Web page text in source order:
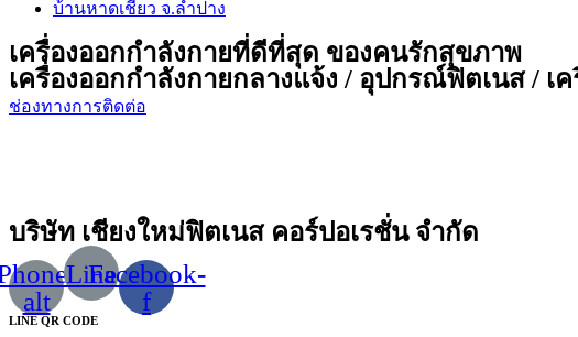
บ้านหาดเชียว จ.ลำปาง
เครื่องออกกำลังกายที่ดีที่สุด ของคนรักสุขภาพ
เครื่องออกกำลังกายกลางแจ้ง / อุปกรณ์ฟิตเนส /
ช่องทางการติดต่อ
บริษัท เชียงใหม่ฟิตเนส คอร์ปอเรชั่น จำกัด
alt
Line
Facebook-
f
LINE QR CODE